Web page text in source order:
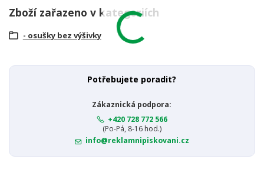
Zboží zařazeno v kategoriích
- osušky bez výšivky
Potřebujete poradit?
Zákaznická podpora:
+420 728 772 566
(Po-Pá, 8-16 hod.)
info@reklamnipiskovani.cz